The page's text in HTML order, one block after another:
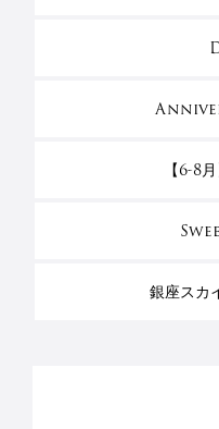
【6-8
銀座スカ